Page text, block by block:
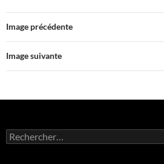
Image précédente
Image suivante
Rechercher :